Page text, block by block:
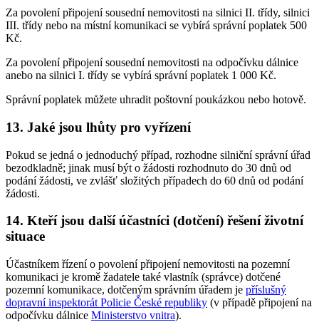
Za povolení připojení sousední nemovitosti na silnici II. třídy, silnici
III. třídy nebo na místní komunikaci se vybírá správní poplatek 500
Kč.
Za povolení připojení sousední nemovitosti na odpočívku dálnice
anebo na silnici I. třídy se vybírá správní poplatek 1 000 Kč.
Správní poplatek můžete uhradit poštovní poukázkou nebo hotově.
13. Jaké jsou lhůty pro vyřízení
Pokud se jedná o jednoduchý případ, rozhodne silniční správní úřad
bezodkladně; jinak musí být o žádosti rozhodnuto do 30 dnů od
podání žádosti, ve zvlášť složitých případech do 60 dnů od podání
žádosti.
14. Kteří jsou další účastníci (dotčení) řešení životní
situace
Účastníkem řízení o povolení připojení nemovitosti na pozemní
komunikaci je kromě žadatele také vlastník (správce) dotčené
pozemní komunikace, dotčeným správním úřadem je příslušný
dopravní inspektorát Policie České republiky (v případě připojení na
odpočívku dálnice Ministerstvo vnitra).